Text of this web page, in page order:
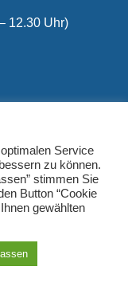
12.30 Uhr)
Service
zu können.
stimmen Sie
Button “Cookie
gewählten